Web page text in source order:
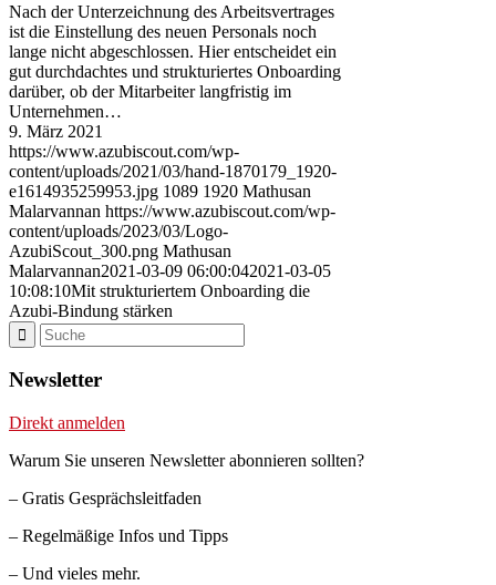
Nach der Unterzeichnung des Arbeitsvertrages
ist die Einstellung des neuen Personals noch
lange nicht abgeschlossen. Hier entscheidet ein
gut durchdachtes und strukturiertes Onboarding
darüber, ob der Mitarbeiter langfristig im
Unternehmen…
9. März 2021
https://www.azubiscout.com/wp-
content/uploads/2021/03/hand-1870179_1920-
e1614935259953.jpg 1089 1920 Mathusan
Malarvannan https://www.azubiscout.com/wp-
content/uploads/2023/03/Logo-
AzubiScout_300.png Mathusan
Malarvannan2021-03-09 06:00:042021-03-05
10:08:10Mit strukturiertem Onboarding die
Azubi-Bindung stärken
Newsletter
Direkt anmelden
Warum Sie unseren Newsletter abonnieren sollten?
– Gratis Gesprächsleitfaden
– Regelmäßige Infos und Tipps
– Und vieles mehr.